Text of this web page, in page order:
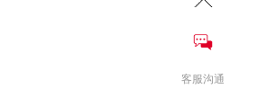
客服沟通